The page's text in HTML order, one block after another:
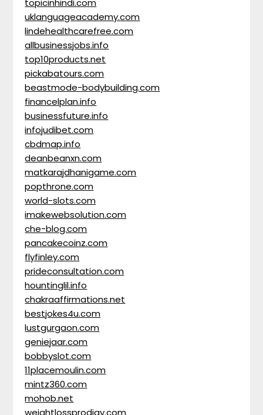
topicinhindi.com
uklanguageacademy.com
lindehealthcarefree.com
allbusinessjobs.info
top10products.net
pickabatours.com
beastmode-bodybuilding.com
financelplan.info
businessfuture.info
infojudibet.com
cbdmap.info
deanbeanxn.com
matkarajdhanigame.com
popthrone.com
world-slots.com
imakewebsolution.com
che-blog.com
pancakecoinz.com
flyfinley.com
prideconsultation.com
hountinglil.info
chakraaffirmations.net
bestjokes4u.com
lustgurgaon.com
geniejaar.com
bobbyslot.com
11placemoulin.com
mintz360.com
mohob.net
weightlossprodigy.com